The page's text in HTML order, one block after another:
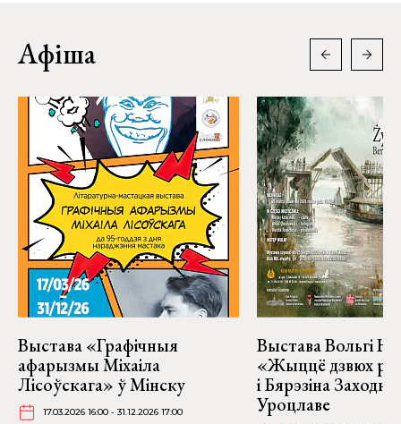
Афіша
Выстава «Графічныя
афарызмы Міхаіла
Лісоўскага» ў Мінску
17.03.2026 16:00 - 31.12.2026 17:00
Выстава Вольгі
«Жыццё дзвюх
і Бярэзіна
Уроцлаве